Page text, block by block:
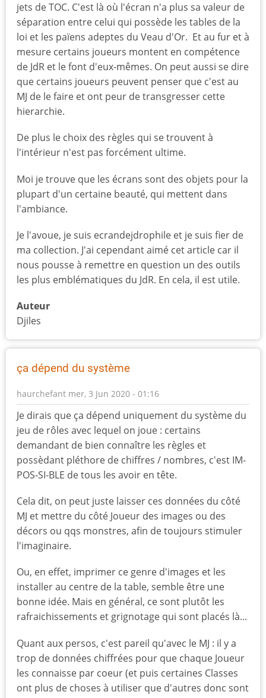
jets de TOC. C'est là où l'écran n'a plus sa valeur de
séparation entre celui qui possède les tables de la
loi et les païens adeptes du Veau d'Or. Et au fur et à
mesure certains joueurs montent en compétence
de JdR et le font d'eux-mêmes. On peut aussi se dire
que certains joueurs peuvent penser que c'est au
MJ de le faire et ont peur de transgresser cette
hierarchie.
De plus le choix des règles qui se trouvent à
l'intérieur n'est pas forcément ultime.
Moi je trouve que les écrans sont des objets pour la
plupart d'un certaine beauté, qui mettent dans
l'ambiance.
Je l'avoue, je suis ecrandejdrophile et je suis fier de
ma collection. J'ai cependant aimé cet article car il
nous pousse à remettre en question un des outils
les plus emblématiques du JdR. En cela, il est utile.
Auteur
Djiles
ça dépend du système
haurchefant mer, 3 Jun 2020 - 01:16
Je dirais que ça dépend uniquement du système du
jeu de rôles avec lequel on joue : certains
demandant de bien connaître les règles et
possèdant pléthore de chiffres / nombres, c'est IM-
POS-SI-BLE de tous les avoir en tête.
Cela dit, on peut juste laisser ces données du côté
MJ et mettre du côté Joueur des images ou des
décors ou qqs monstres, afin de toujours stimuler
l'imaginaire.
Ou, en effet, imprimer ce genre d'images et les
installer au centre de la table, semble être une
bonne idée. Mais en général, ce sont plutôt les
rafraichissements et grignotage qui sont placés là...
Quant aux persos, c'est pareil qu'avec le MJ : il y a
trop de données chiffrées pour que chaque Joueur
les connaisse par coeur (et puis certaines Classes
ont plus de choses à utiliser que d'autres donc sont